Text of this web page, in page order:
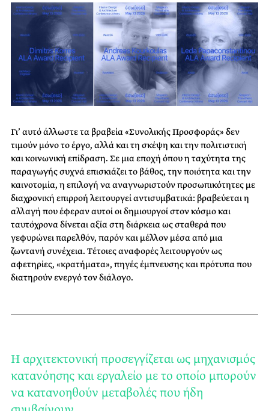
Γι’ αυτό άλλωστε τα βραβεία «Συνολικής Προσφοράς» δεν
τιμούν μόνο το έργο, αλλά και τη σκέψη και την πολιτιστική
και κοινωνική επίδραση. Σε μια εποχή όπου η ταχύτητα της
παραγωγής συχνά επισκιάζει το βάθος, την ποιότητα και την
καινοτομία, η επιλογή να αναγνωριστούν προσωπικότητες με
διαχρονική επιρροή λειτουργεί αντισυμβατικά: βραβεύεται η
αλλαγή που έφεραν αυτοί οι δημιουργοί στον κόσμο και
ταυτόχρονα δίνεται αξία στη διάρκεια ως σταθερά που
γεφυρώνει παρελθόν, παρόν και μέλλον μέσα από μια
ζωντανή συνέχεια. Τέτοιες αναφορές λειτουργούν ως
αφετηρίες, «κρατήματα», πηγές έμπνευσης και πρότυπα που
διατηρούν ενεργό τον διάλογο.
Η αρχιτεκτονική προσεγγίζεται ως μηχανισμός
κατανόησης και εργαλείο με το οποίο μπορούν
να κατανοηθούν μεταβολές που ήδη